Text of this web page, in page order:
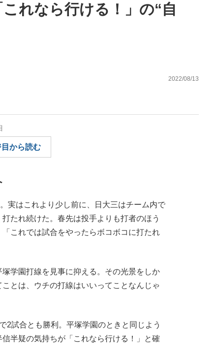
れなら行ける！」の“自
2022/08/13
から読む
実はこれより少し前に、日大三はチーム内で
たれ続けた。春先は投手よりも打者のほう
これでは試合をやったらボコボコに打たれ
学園打線を見事に抑える。その光景をしか
とは、ウチの打線はいいってことなんじゃ
試合とも勝利。平塚学園のときと同じよう
半疑の気持ちが「これなら行ける！」と確